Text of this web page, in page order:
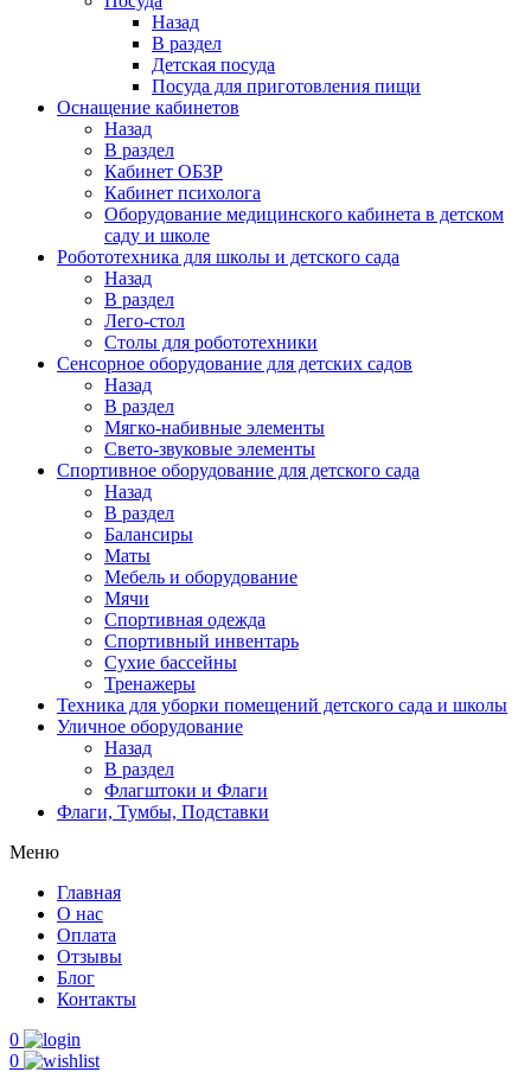
Назад
В раздел
Детская посуда
Посуда для приготовления пищи
Оснащение кабинетов
Назад
В раздел
Кабинет ОБЗР
Кабинет психолога
Оборудование медицинского кабинета в детском
саду и школе
Робототехника для школы и детского сада
Назад
В раздел
Лего-стол
Столы для робототехники
Сенсорное оборудование для детских садов
Назад
В раздел
Мягко-набивные элементы
Свето-звуковые элементы
Спортивное оборудование для детского сада
Назад
В раздел
Балансиры
Маты
Мебель и оборудование
Мячи
Спортивная одежда
Спортивный инвентарь
Сухие бассейны
Тренажеры
Техника для уборки помещений детского сада и школы
Уличное оборудование
Назад
В раздел
Флагштоки и Флаги
Флаги, Тумбы, Подставки
Меню
Главная
О нас
Оплата
Отзывы
Блог
Контакты
0
0